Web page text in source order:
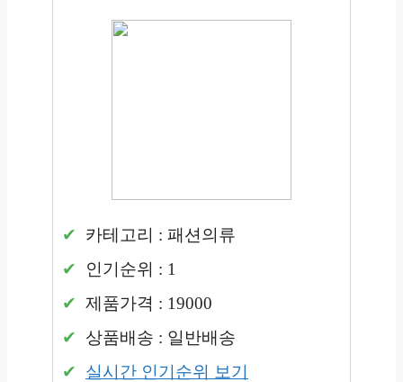
카테고리 : 패션의류
인기순위 : 1
제품가격 : 19000
상품배송 : 일반배송
실시간 인기순위 보기